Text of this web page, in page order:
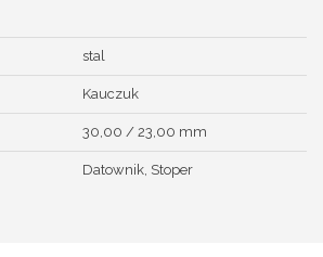
stal
Kauczuk
30,00 / 23,00 mm
Datownik, Stoper